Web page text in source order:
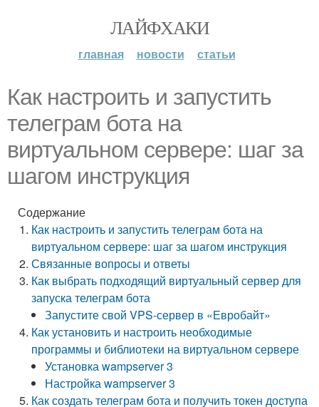
ЛАЙФХАКИ
главная новости статьи
Как настроить и запустить
телеграм бота на
виртуальном сервере: шаг за
шагом инструкция
Содержание
Как настроить и запустить телеграм бота на
виртуальном сервере: шаг за шагом инструкция
Связанные вопросы и ответы
Как выбрать подходящий виртуальный сервер для
запуска телеграм бота
Запустите свой VPS-сервер в «Евробайт»
Как установить и настроить необходимые
программы и библиотеки на виртуальном сервере
Установка wampserver 3
Настройка wampserver 3
Как создать телеграм бота и получить токен доступа